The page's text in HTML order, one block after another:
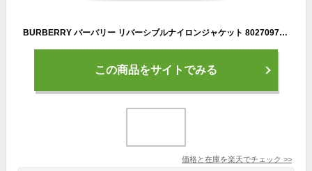
BURBERRY バーバリー リバーシブルナイロンジャケット 8027097 1 STRETTON CHK メンズ ベージュ
この商品をサイトでみる
価格と在庫を楽天でチェック >>